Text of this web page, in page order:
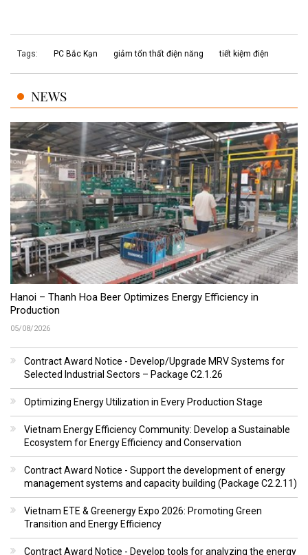
Tags: PC Bắc Kạn giảm tổn thất điện năng tiết kiệm điện
NEWS
Hanoi – Thanh Hoa Beer Optimizes Energy Efficiency in
Production
05/08/2026
Contract Award Notice - Develop/Upgrade MRV Systems for
Selected Industrial Sectors – Package C2.1.26
Optimizing Energy Utilization in Every Production Stage
Vietnam Energy Efficiency Community: Develop a Sustainable
Ecosystem for Energy Efficiency and Conservation
Contract Award Notice - Support the development of energy
management systems and capacity building (Package C2.2.11)
Vietnam ETE & Greenergy Expo 2026: Promoting Green
Transition and Energy Efficiency
Contract Award Notice - Develop tools for analyzing the energy